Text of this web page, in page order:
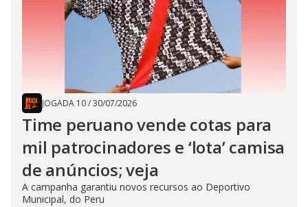
JOGADA 10/30/07/2026
Time peruano vende cotas para
mil patrocinadores e ‘lota’ camisa
de anúncios; veja
A campanha garantiu novos recursos ao Deportivo
Municipal, do Peru